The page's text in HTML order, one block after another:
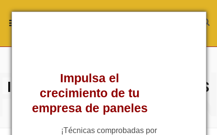
Impulsa el
crecimiento de tu
empresa de paneles
¡Técnicas comprobadas por
INSTALACIONES DE PANELES
SOLARES